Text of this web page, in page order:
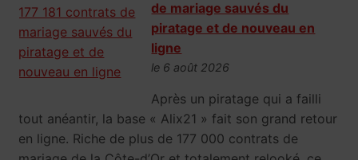
de mariage sauvés du
piratage et de nouveau en
ligne
le 6 août 2026
Après un piratage qui a failli
tout anéantir, la base « Alix21 » fait son grand retour
en ligne. Riche de plus de 177 000 contrats de